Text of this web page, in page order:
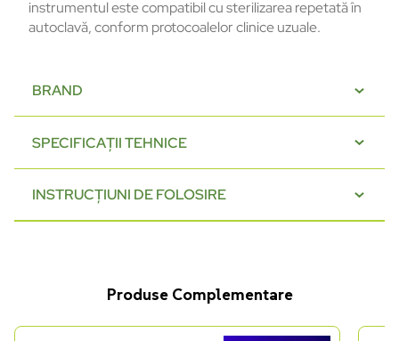
instrumentul este compatibil cu sterilizarea repetată în
autoclavă, conform protocoalelor clinice uzuale.
BRAND
SPECIFICAȚII TEHNICE
INSTRUCȚIUNI DE FOLOSIRE
Produse Complementare